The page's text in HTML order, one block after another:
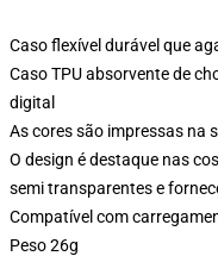
Caso flexível durável que
Caso TPU absorvente de
digital
As cores são impressas na
O design é destaque nas
semi transparentes e
Compatível com
Peso 26g